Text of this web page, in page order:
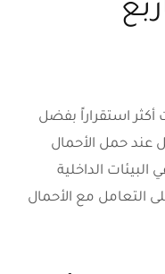
أكثر استقراراً بفضل
عند حمل الأحمال
الداخلية
التعامل مع الأحمال